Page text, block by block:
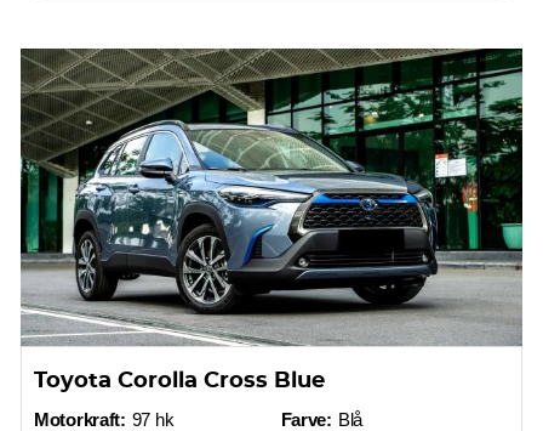
Toyota Corolla Cross Blue
Motorkraft: 97 hk
Farve: Blå